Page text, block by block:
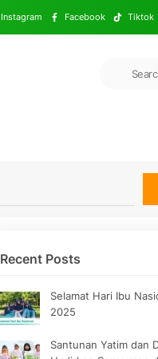
Instagram Facebook Tiktok
Recent Posts
Selamat Hari Ibu
2025
Santunan Yatim dan